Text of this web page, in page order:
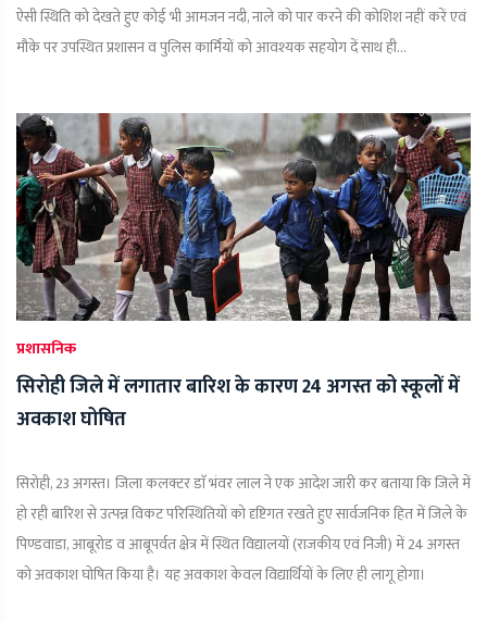
ऐसी स्थिति को देखते हुए कोई भी आमजन नदी, नाले को पार करने की कोशिश नहीं करें एवं
मौके पर उपस्थित प्रशासन व पुलिस कार्मियों को आवश्यक सहयोग दें साथ ही...
प्रशासनिक
सिरोही जिले में लगातार बारिश के कारण 24 अगस्त को स्कूलों में
अवकाश घोषित
सिरोही, 23 अगस्त। जिला कलक्टर डाॅ भंवर लाल ने एक आदेश जारी कर बताया कि जिले में
हो रही बारिश से उत्पन्न विकट परिस्थितियों को दृष्टिगत रखते हुए सार्वजनिक हित में जिले के
पिण्डवाडा, आबूरोड व आबूपर्वत क्षेत्र में स्थित विद्यालयों (राजकीय एवं निजी) में 24 अगस्त
को अवकाश घोषित किया है। यह अवकाश केवल विद्यार्थियों के लिए ही लागू होगा।